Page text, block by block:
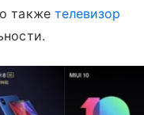
также телевизор